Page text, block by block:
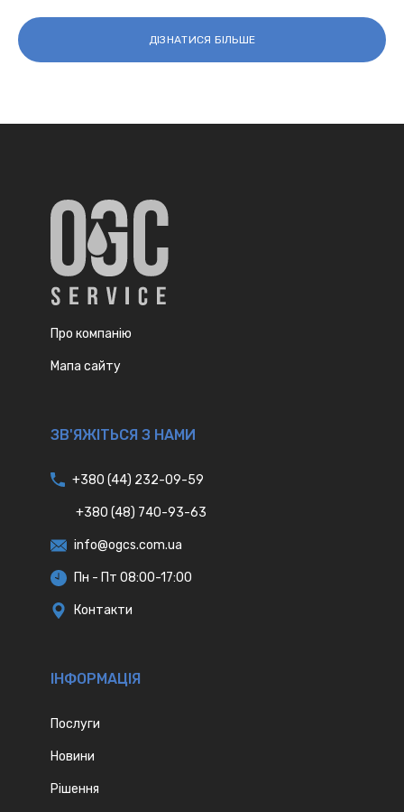
ДІЗНАТИСЯ БІЛЬШЕ
Про компанію
Мапа сайту
ЗВ'ЯЖІТЬСЯ З НАМИ
+380 (44) 232-09-59
+380 (48) 740-93-63
info@ogcs.com.ua
Пн - Пт 08:00-17:00
Контакти
IНФОРМАЦІЯ
Послуги
Новини
Рішення